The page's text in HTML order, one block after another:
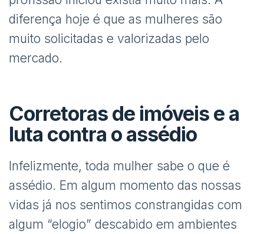
diferença hoje é que as mulheres são
muito solicitadas e valorizadas pelo
mercado.
Corretoras de imóveis e a
luta contra o assédio
Infelizmente, toda mulher sabe o que é
assédio. Em algum momento das nossas
vidas já nos sentimos constrangidas com
algum “elogio” descabido em ambientes